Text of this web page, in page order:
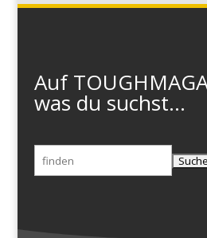
Auf
was du suchst...
Suchen
nach: